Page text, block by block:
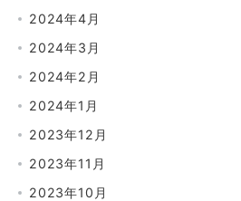
2024年4月
2024年3月
2024年2月
2024年1月
2023年12月
2023年11月
2023年10月